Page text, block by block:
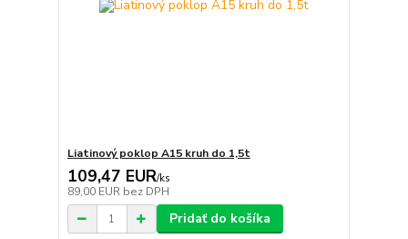
Liatinový poklop A15 kruh do 1,5t
109,47 EUR/ks
89,00 EUR bez DPH
Pridať do košíka